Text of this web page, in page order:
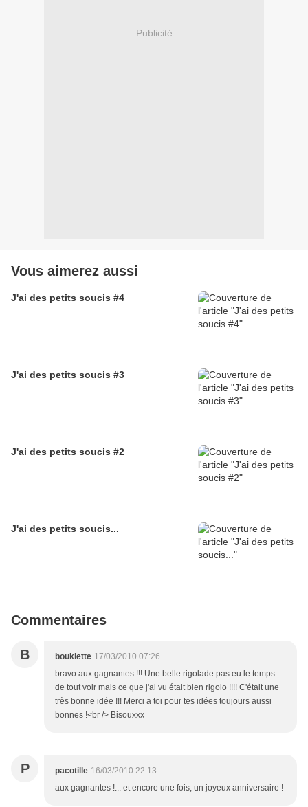
Publicité
Vous aimerez aussi
J'ai des petits soucis #4
J'ai des petits soucis #3
J'ai des petits soucis #2
J'ai des petits soucis...
Commentaires
B bouklette 17/03/2010 07:26
bravo aux gagnantes !!! Une belle rigolade pas eu le temps
de tout voir mais ce que j'ai vu était bien rigolo !!!! C'était une
très bonne idée !!! Merci a toi pour tes idées toujours aussi
bonnes !<br /> Bisouxxx
P pacotille 16/03/2010 22:13
aux gagnantes !... et encore une fois, un joyeux anniversaire !